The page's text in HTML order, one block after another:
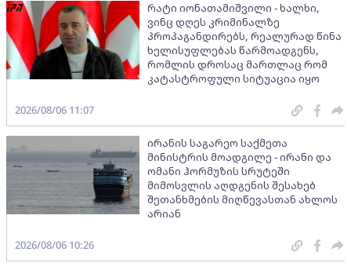
რატი იონათამიშვილი - ხალხი,
ვინც დღეს კრიმინალზე
პროპაგანდირებს, რეალურად წინა
ხელისუფლებას წარმოადგენს,
რომლის დროსაც მართლაც რომ
კატასტროფული სიტუაცია იყო
2026/08/06 11:07
ირანის საგარეო საქმეთა
მინისტრის მოადგილე - ირანი და
ომანი ჰორმუზის სრუტეში
მიმოსვლის აღდგენის შესახებ
შეთანხმების მიღწევასთან ახლოს
არიან
2026/08/06 10:26